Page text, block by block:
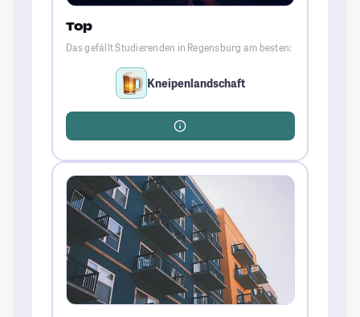
Top
Das gefällt Studierenden in Regensburg am besten:
Kneipenlandschaft